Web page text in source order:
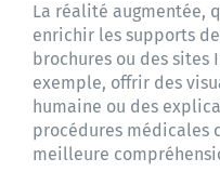
La réalité augmentée,
enrichir les supports
brochures ou des
exemple, offrir des
humaine ou des
procédures médicales
meilleure